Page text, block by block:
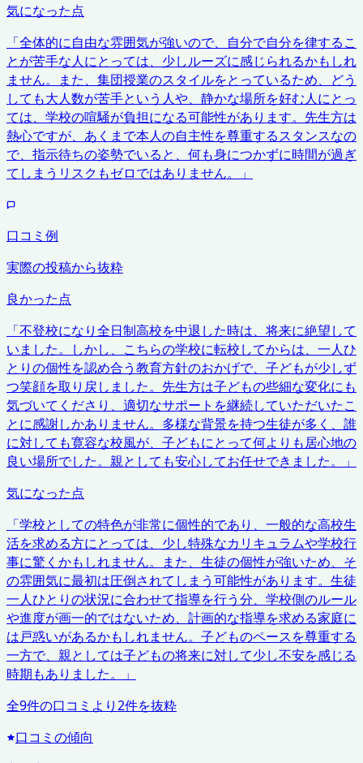
気になった点
「全体的に自由な雰囲気が強いので、自分で自分を律するこ
とが苦手な人にとっては、少しルーズに感じられるかもしれ
ません。また、集団授業のスタイルをとっているため、どう
しても大人数が苦手という人や、静かな場所を好む人にとっ
ては、学校の喧騒が負担になる可能性があります。先生方は
熱心ですが、あくまで本人の自主性を尊重するスタンスなの
で、指示待ちの姿勢でいると、何も身につかずに時間が過ぎ
てしまうリスクもゼロではありません。
」
口コミ例
実際の投稿から抜粋
良かった点
「不登校になり全日制高校を中退した時は、将来に絶望して
いました。しかし、こちらの学校に転校してからは、一人ひ
とりの個性を認め合う教育方針のおかげで、子どもが少しず
つ笑顔を取り戻しました。先生方は子どもの些細な変化にも
気づいてくださり、適切なサポートを継続していただいたこ
とに感謝しかありません。多様な背景を持つ生徒が多く、誰
に対しても寛容な校風が、子どもにとって何よりも居心地の
良い場所でした。親としても安心してお任せできました。
」
気になった点
「学校としての特色が非常に個性的であり、一般的な高校生
活を求める方にとっては、少し特殊なカリキュラムや学校行
事に驚くかもしれません。また、生徒の個性が強いため、そ
の雰囲気に最初は圧倒されてしまう可能性があります。生徒
一人ひとりの状況に合わせて指導を行う分、学校側のルール
や進度が画一的ではないため、計画的な指導を求める家庭に
は戸惑いがあるかもしれません。子どものペースを尊重する
一方で、親としては子どもの将来に対して少し不安を感じる
時期もありました。
」
全9件の口コミより2件を抜粋
口コミの傾向